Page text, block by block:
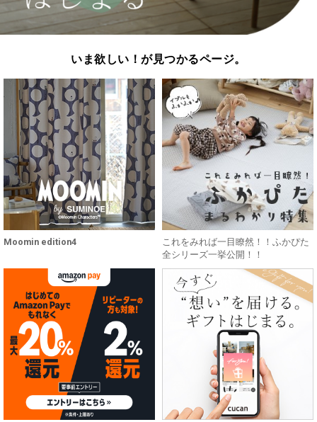
いま欲しい！が見つかるページ。
Moomin edition4
これをみれば一目瞭然！！ふかぴた
全シリーズ一挙公開！！